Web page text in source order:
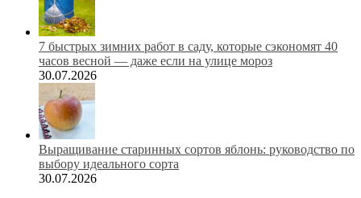
7 быстрых зимних работ в саду, которые сэкономят 40
часов весной — даже если на улице мороз
30.07.2026
Выращивание старинных сортов яблонь: руководство по
выбору идеального сорта
30.07.2026